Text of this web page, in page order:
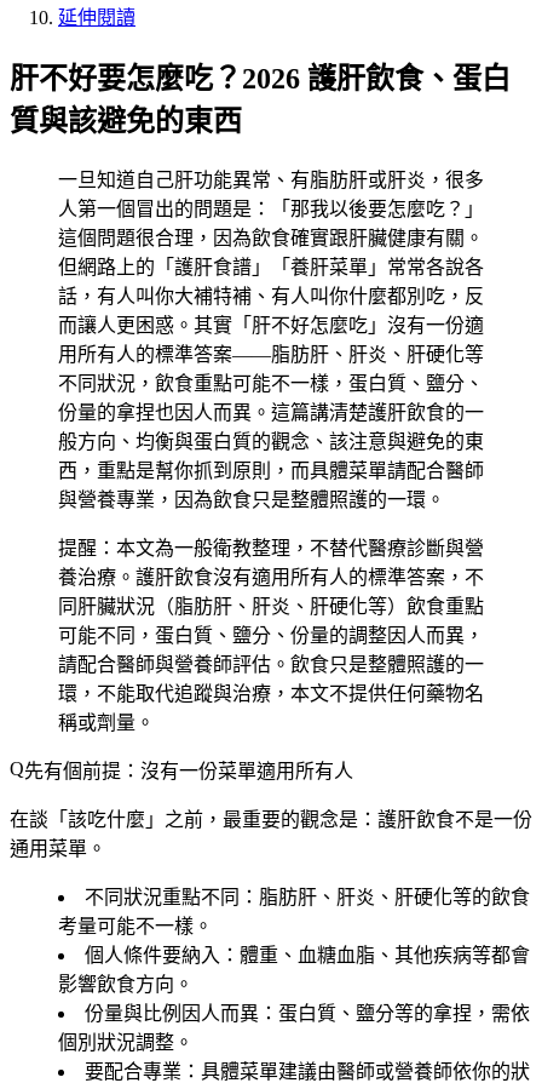
延伸閱讀
肝不好要怎麼吃？2026 護肝飲食、蛋白
質與該避免的東西
一旦知道自己肝功能異常、有脂肪肝或肝炎，很多
人第一個冒出的問題是：「那我以後要怎麼吃？」
這個問題很合理，因為飲食確實跟肝臟健康有關。
但網路上的「護肝食譜」「養肝菜單」常常各說各
話，有人叫你大補特補、有人叫你什麼都別吃，反
而讓人更困惑。其實「肝不好怎麼吃」沒有一份適
用所有人的標準答案——脂肪肝、肝炎、肝硬化等
不同狀況，飲食重點可能不一樣，蛋白質、鹽分、
份量的拿捏也因人而異。這篇講清楚護肝飲食的一
般方向、均衡與蛋白質的觀念、該注意與避免的東
西，重點是幫你抓到原則，而具體菜單請配合醫師
與營養專業，因為飲食只是整體照護的一環。
提醒：本文為一般衛教整理，不替代醫療診斷與營
養治療。護肝飲食沒有適用所有人的標準答案，不
同肝臟狀況（脂肪肝、肝炎、肝硬化等）飲食重點
可能不同，蛋白質、鹽分、份量的調整因人而異，
請配合醫師與營養師評估。飲食只是整體照護的一
環，不能取代追蹤與治療，本文不提供任何藥物名
稱或劑量。
先有個前提：沒有一份菜單適用所有人
在談「該吃什麼」之前，最重要的觀念是：護肝飲食不是一份
通用菜單。
不同狀況重點不同 ：脂肪肝、肝炎、肝硬化等的飲食
考量可能不一樣。
個人條件要納入 ：體重、血糖血脂、其他疾病等都會
影響飲食方向。
份量與比例因人而異 ：蛋白質、鹽分等的拿捏，需依
個別狀況調整。
要配合專業 ：具體菜單建議由醫師或營養師依你的狀